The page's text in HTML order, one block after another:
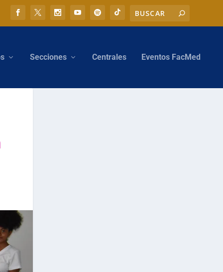
Secciones Centrales Eventos FacMed